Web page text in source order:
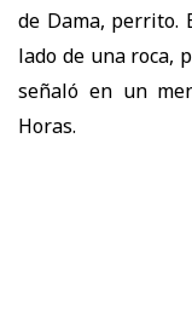
de Dama, perrito.
lado de una roca,
señaló en un
Horas.